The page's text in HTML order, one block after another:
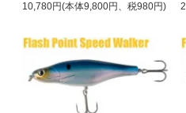
10,780円(本体9,800円、税980円)